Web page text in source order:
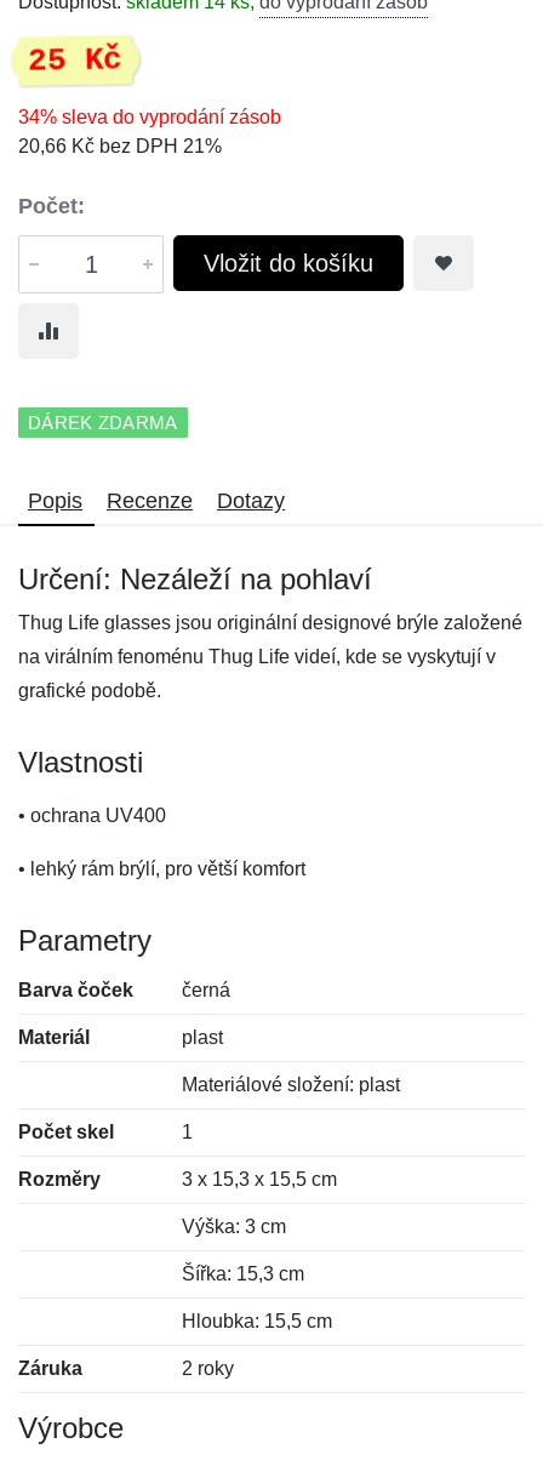
25 Kč
34% sleva do vyprodání zásob
20,66 Kč bez DPH 21%
Počet:
Vložit do košíku
DÁREK ZDARMA
Popis Recenze Dotazy
Určení: Nezáleží na pohlaví
Thug Life glasses jsou originální designové brýle založené
na virálním fenoménu Thug Life videí, kde se vyskytují v
grafické podobě.
Vlastnosti
• ochrana UV400
• lehký rám brýlí, pro větší komfort
Parametry
Barva čoček černá
Materiál plast
Materiálové složení: plast
Počet skel 1
Rozměry 3 x 15,3 x 15,5 cm
Výška: 3 cm
Šířka: 15,3 cm
Hloubka: 15,5 cm
Záruka 2 roky
Výrobce